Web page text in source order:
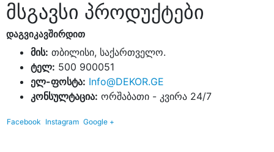
მსგავსი პროდუქტები
დაგვიკავშირდით
მის: თბილისი, საქართველო.
ტელ: 500 900051
ელ-ფოსტა: Info@DEKOR.GE
კონსულტაცია: ორშაბათი - კვირა 24/7
Facebook Instagram Google +